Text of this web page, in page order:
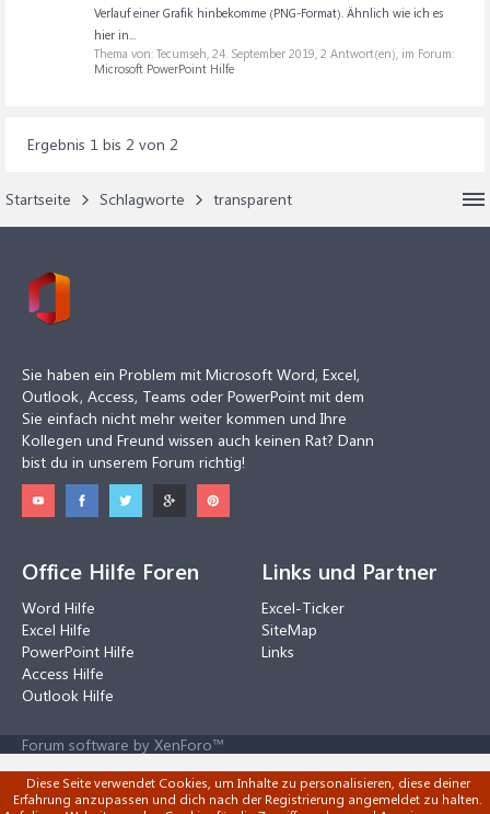
Verlauf einer Grafik hinbekomme (PNG-Format). Ähnlich wie ich es
hier in...
Thema von: Tecumseh, 24. September 2019, 2 Antwort(en), im Forum:
Microsoft PowerPoint Hilfe
Ergebnis 1 bis 2 von 2
Startseite Schlagworte transparent
Sie haben ein Problem mit Microsoft Word, Excel,
Outlook, Access, Teams oder PowerPoint mit dem
Sie einfach nicht mehr weiter kommen und Ihre
Kollegen und Freund wissen auch keinen Rat? Dann
bist du in unserem Forum richtig!
Office Hilfe Foren
Word Hilfe
Excel Hilfe
PowerPoint Hilfe
Access Hilfe
Outlook Hilfe
Links und Partner
Excel-Ticker
SiteMap
Links
Forum software by XenForo™
Diese Seite verwendet Cookies, um Inhalte zu personalisieren, diese deiner
Erfahrung anzupassen und dich nach der Registrierung angemeldet zu halten.